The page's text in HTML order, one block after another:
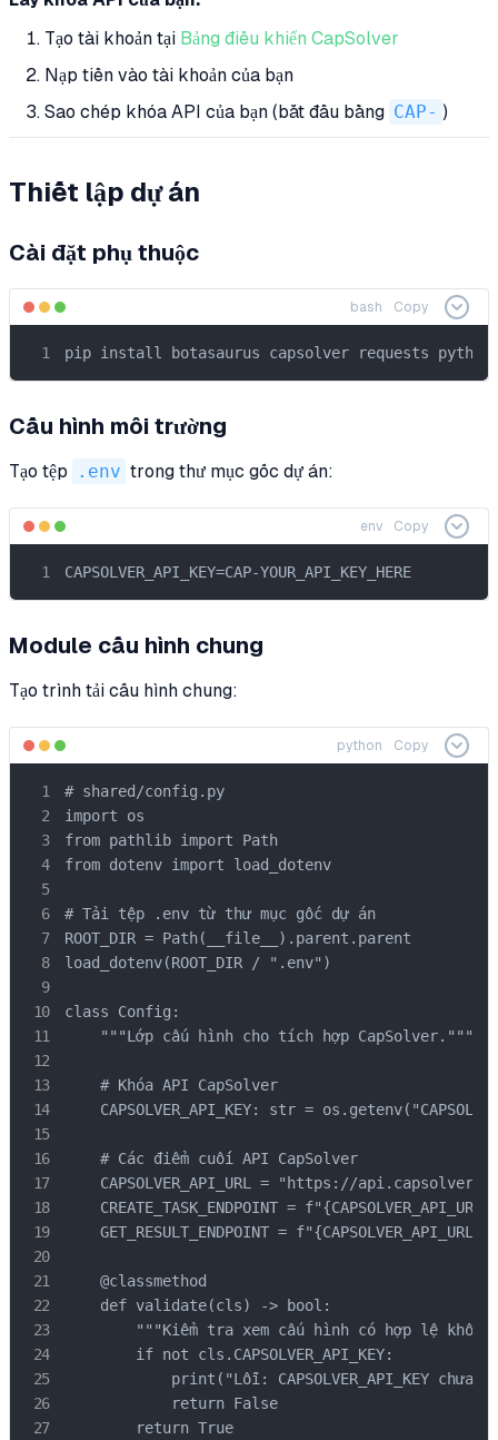
Tạo tài khoản tại Bảng điều khiển CapSolver
Nạp tiền vào tài khoản của bạn
Sao chép khóa API của bạn (bắt đầu bằng CAP- )
Thiết lập dự án
Cài đặt phụ thuộc
bash Copy
pip install botasaurus capsolver requests
Cấu hình môi trường
Tạo tệp .env trong thư mục gốc dự án:
env Copy
CAPSOLVER_API_KEY=CAP-YOUR_API_KEY_HERE
Module cấu hình chung
Tạo trình tải cấu hình chung:
python Copy
# shared/config.py
import os
from pathlib import Path
from dotenv import load_dotenv
# Tải tệp .env từ thư mục gốc dự án
ROOT_DIR = Path(__file__).parent.parent
load_dotenv(ROOT_DIR / ".env")
class Config:
    """Lớp cấu hình cho tích hợp CapSolver."""
    # Khóa API CapSolver
CAPSOLVER_API_KEY: str =
    # Các điểm cuối API CapSolver
CAPSOLVER_API_URL = "https://
CREATE_TASK_ENDPOINT =
GET_RESULT_ENDPOINT = f"{CAPSOLVER_API_URL}/
    @classmethod
    def validate(cls) -> bool:
"""Kiểm tra xem cấu hình có hợp lệ
        if not cls.CAPSOLVER_API_KEY:
print("Lỗi: CAPSOLVER_API_KEY chưa
            return False
        return True